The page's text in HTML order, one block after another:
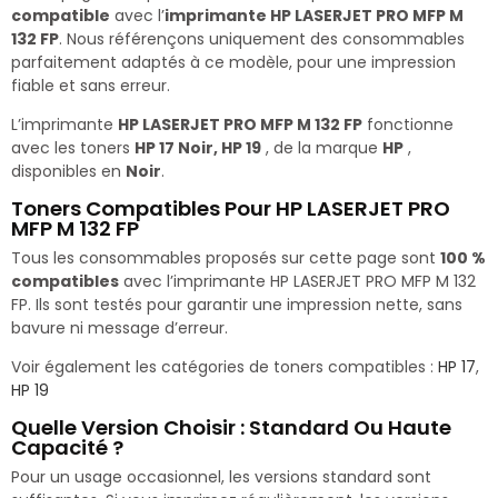
compatible avec l’imprimante HP LASERJET PRO MFP M
132 FP. Nous référençons uniquement des consommables
parfaitement adaptés à ce modèle, pour une impression
fiable et sans erreur.
L’imprimante HP LASERJET PRO MFP M 132 FP fonctionne
avec les toners HP 17 Noir, HP 19 , de la marque HP ,
disponibles en Noir.
Toners Compatibles Pour HP LASERJET PRO
MFP M 132 FP
Tous les consommables proposés sur cette page sont 100 %
compatibles avec l’imprimante HP LASERJET PRO MFP M 132
FP. Ils sont testés pour garantir une impression nette, sans
bavure ni message d’erreur.
Voir également les catégories de toners compatibles : HP 17,
HP 19
Quelle Version Choisir : Standard Ou Haute
Capacité ?
Pour un usage occasionnel, les versions standard sont